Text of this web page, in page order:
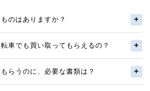
のはありますか？
車でも買い取ってもらえるの？
らうのに、必要な書類は？